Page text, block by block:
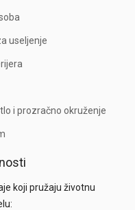
useljenje
i prozračno okruženje
koji pružaju životnu